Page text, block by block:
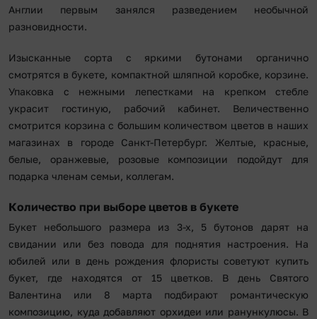
Англии первым занялся разведением необычной
разновидности.
Изысканные сорта с яркими бутонами органично
смотрятся в букете, компактной шляпной коробке, корзине.
Упаковка с нежными лепестками на крепком стебле
украсит гостиную, рабочий кабинет. Величественно
смотрится корзина с большим количеством цветов в наших
магазинах в городе Санкт-Петербург. Желтые, красные,
белые, оранжевые, розовые композиции подойдут для
подарка членам семьи, коллегам.
Количество при выборе цветов в букете
Букет небольшого размера из 3-х, 5 бутонов дарят на
свидании или без повода для поднятия настроения. На
юбилей или в день рождения флористы советуют купить
букет, где находятся от 15 цветков. В день Святого
Валентина или 8 марта подбирают романтическую
композицию, куда добавляют орхидеи или ранункулюсы. В